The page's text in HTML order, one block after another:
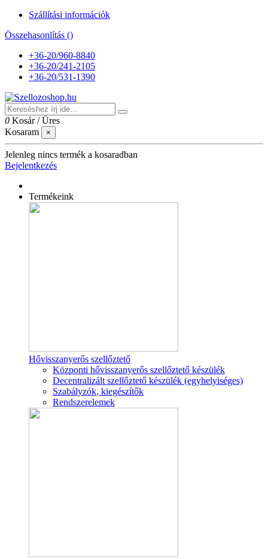
Szállítási információk
Összehasonlítás ()
+36-20/960-8840
+36-20/241-2105
+36-20/531-1390
0 Kosár /Üres
Kosaram
×
Jelenleg nincs termék a kosaradban
Bejelentkezés
Termékeink
Hővisszanyerős szellőztető
Központi hővisszanyerős szellőztető készülék
Decentralizált szellőztető készülék (egyhelyiséges)
Szabályzók, kiegészítők
Rendszerelemek